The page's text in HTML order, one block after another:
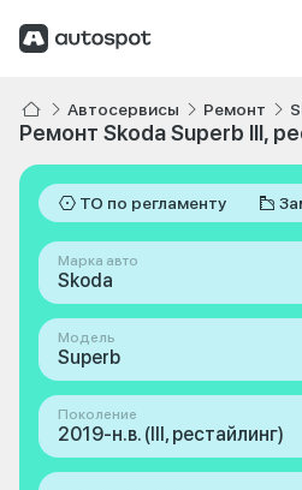
Автосервисы Ремонт
Ремонт Skoda Superb III,
ТО по регламенту
Марка авто
Skoda
Модель
Superb
Поколение
2019-н.в. (III, рестайлинг)